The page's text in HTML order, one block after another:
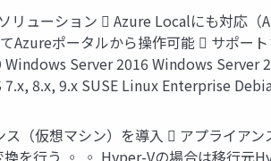
リューション  Azure Localにも対応
Azureポータルから操作可能  サポ
Server 2016 Windows Server
8.x, 9.x SUSE Linux Enterprise
（仮想マシン）を導入  アプライア